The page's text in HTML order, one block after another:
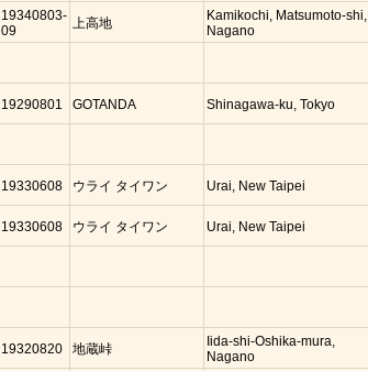
19340803-
09
上高地
Kamikochi, Matsumoto-shi,
Nagano
19290801 GOTANDA Shinagawa-ku, Tokyo
19330608 ウライ タイワン Urai, New Taipei
19330608 ウライ タイワン Urai, New Taipei
19320820 地蔵峠
Iida-shi-Oshika-mura,
Nagano